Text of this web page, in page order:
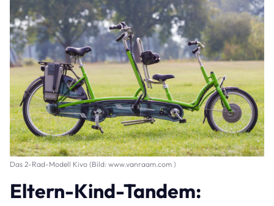
Das 2-Rad-Modell Kivo (Bild: www.vanraam.com )
Eltern-Kind-Tandem: